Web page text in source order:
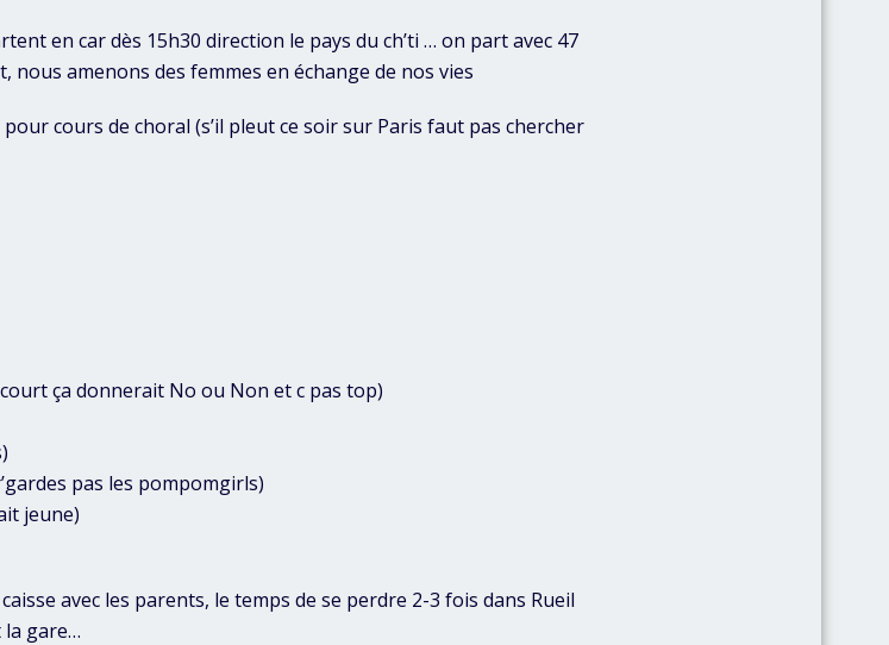
en car dès 15h30 direction le pays du ch’ti … on part avec 47
amenons des femmes en échange de nos vies
cours de choral (s’il pleut ce soir sur Paris faut pas chercher
ça donnerait No ou Non et c pas top)
pas les pompomgirls)
jeune)
avec les parents, le temps de se perdre 2-3 fois dans Rueil
la gare…